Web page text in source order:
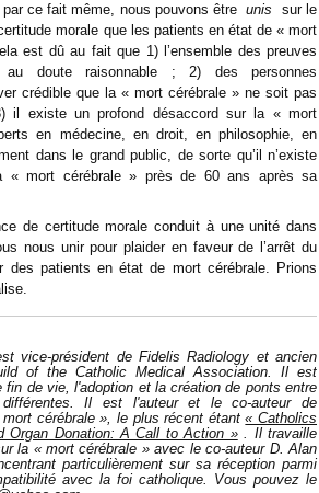
par ce fait même, nous pouvons êtreunis sur le
morale que les patients en état de « mort
est dû au fait que 1) l’ensemble des preuves
au doute raisonnable ; 2) des personnes
crédible que la « mort cérébrale » ne soit pas
il existe un profond désaccord sur la « mort
en médecine, en droit, en philosophie, en
dans le grand public, de sorte qu’il n’existe
« mort cérébrale » près de 60 ans après sa
de certitude morale conduit à une unité dans
nous unir pour plaider en faveur de l’arrêt du
des patients en état de mort cérébrale. Prions
vice-président de Fidelis Radiology et ancien
of the Catholic Medical Association. Il est
fin de vie, l'adoption et la création de ponts entre
différentes. Il est l'auteur et le co-auteur de
cérébrale », le plus récent étant« Catholics
Organ Donation: A Call to Action ». Il travaille
la « mort cérébrale » avec le co-auteur D. Alan
particulièrement sur sa réception parmi
avec la foi catholique. Vous pouvez le